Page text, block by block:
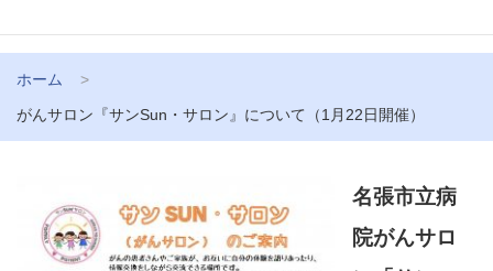
ホーム
がんサロン『サンSun・サロン』について（1月22日開催）
名張市立病
院がんサロ